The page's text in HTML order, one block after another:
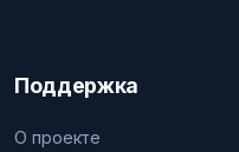
Поддержка
О проекте